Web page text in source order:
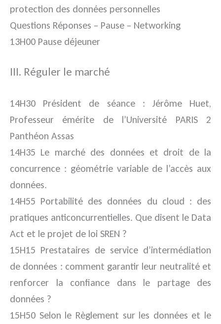
protection des données personnelles
Questions Réponses – Pause – Networking
13H00 Pause déjeuner
III. Réguler le marché
14H30 Président de séance : Jérôme Huet,
Professeur émérite de l’Université PARIS 2
Panthéon Assas
14H35 Le marché des données et droit de la
concurrence : géométrie variable de l’accès aux
données.
14H55 Portabilité des données du cloud : des
pratiques anticoncurrentielles. Que disent le Data
Act et le projet de loi SREN ?
15H15 Prestataires de service d’intermédiation
de données : comment garantir leur neutralité et
renforcer la confiance dans le partage des
données ?
15H50 Selon le Règlement sur les données et le